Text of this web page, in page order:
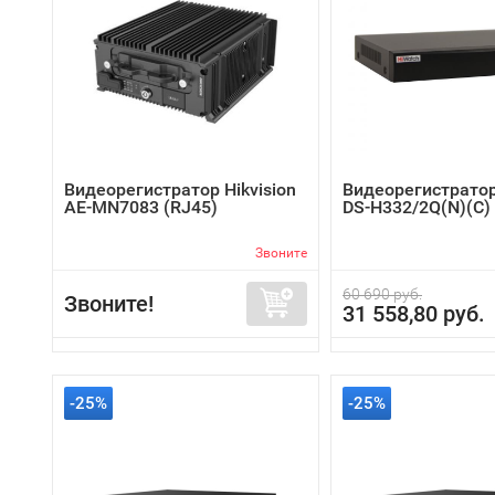
Видеорегистратор Hikvision
AE-MN7083 (RJ45)
Звоните
Звоните!
DS-H332/2Q(N)(C)
60 690 руб.
31 558,80 руб.
-25% -25%